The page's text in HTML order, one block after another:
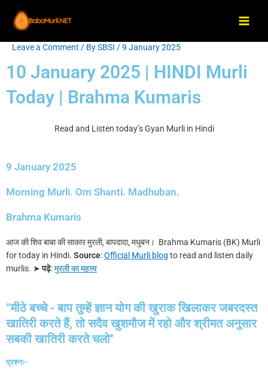
content
Leave a Comment / BySBSI /9 January 2025
10 January 2025 | HINDI Murli
Today | Brahma Kumaris
Read and Listen today’s Gyan Murli in Hindi
9 January 2025
Morning Murli. Om Shanti. Madhuban.
Brahma Kumaris
आज की शिव बाबा की साकार मुरली, बापदादा, मधुबन। Brahma Kumaris (BK) Murli
for today in Hindi. Source:Official Murli blog to read and listen daily
murlis. ➤पढ़े:मुरली का महत्त्व
“मीठे बच्चे - बाप तुम्हें ज्ञान योग की खुराक खिलाकर जबरदस्त
खातिरी करते हैं, तो सदैव खुशमौज में रहो और श्रीमत अनुसार
सबकी खातिरी करते चलो''
प्रश्नः-
Post